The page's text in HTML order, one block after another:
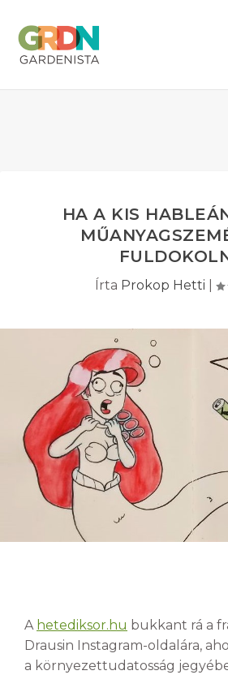
HA A KIS
Írta Prokop Hetti
A hetediksor.hu bukkant rá a
Drausin Instagram-oldalára,
a környezettudatosság